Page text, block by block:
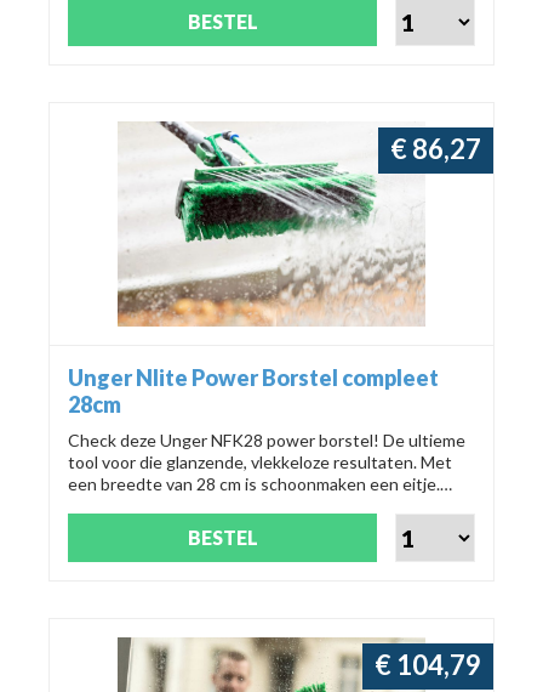
combineren. Klik en klaar! Alleen voor de nieuwste
nLite stelen van Unger.
BESTEL
Unger Nlite Power Borstel compleet
28cm
Check deze Unger NFK28 power borstel! De ultieme
tool voor die glanzende, vlekkeloze resultaten. Met
een breedte van 28 cm is schoonmaken een eitje.
€ 86,27
BESTEL
€ 104,79